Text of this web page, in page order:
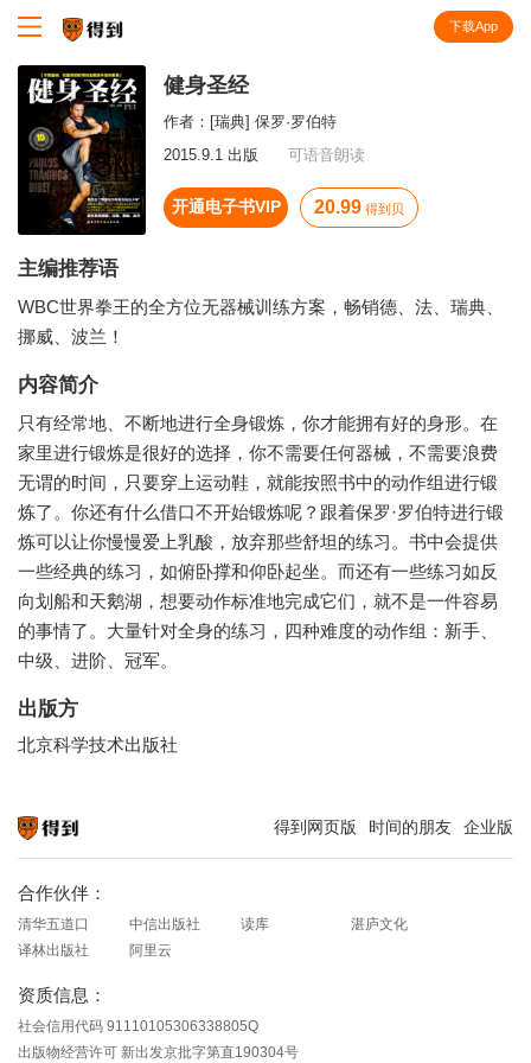
下载App
健身圣经
作者： [瑞典] 保罗·罗伯特
2015.9.1 出版
可语音朗读
开通电子书VIP 20.99 得到贝
主编推荐语
WBC世界拳王的全方位无器械训练方案，畅销德、法、瑞典、
挪威、波兰！
内容简介
只有经常地、不断地进行全身锻炼，你才能拥有好的身形。在
家里进行锻炼是很好的选择，你不需要任何器械，不需要浪费
无谓的时间，只要穿上运动鞋，就能按照书中的动作组进行锻
炼了。你还有什么借口不开始锻炼呢？跟着保罗·罗伯特进行锻
炼可以让你慢慢爱上乳酸，放弃那些舒坦的练习。书中会提供
一些经典的练习，如俯卧撑和仰卧起坐。而还有一些练习如反
向划船和天鹅湖，想要动作标准地完成它们，就不是一件容易
的事情了。大量针对全身的练习，四种难度的动作组：新手、
中级、进阶、冠军。
出版方
北京科学技术出版社
得到网页版 时间的朋友 企业版
合作伙伴：
清华五道口 中信出版社 读库
湛庐文化
译林出版社
阿里云
资质信息：
社会信用代码 91110105306338805Q
出版物经营许可 新出发京批字第直190304号